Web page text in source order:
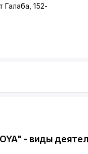
Галаба, 152-
- виды